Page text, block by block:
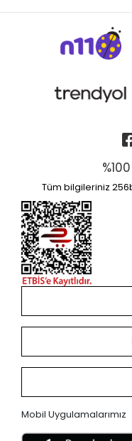
Tüm bilgileriniz
Mobil Uygulamalarımız